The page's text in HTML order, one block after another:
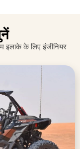
इलाके के लिए इंजीनियर